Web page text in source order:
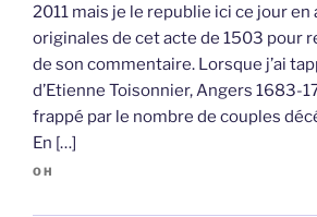
2011 mais je le republie ici ce jour
originales de cet acte de 1503 pour
de son commentaire. Lorsque j’ai
d’Etienne Toisonnier, Angers 1683-
frappé par le nombre de couples
En […]
OH